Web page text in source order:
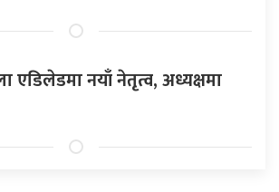
एडिलेडमा नयाँ नेतृत्व, अध्यक्षमा